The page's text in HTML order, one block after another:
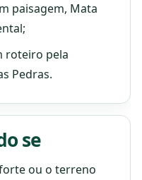
paisagem, Mata
roteiro pela
Pedras.
se
ou o terreno